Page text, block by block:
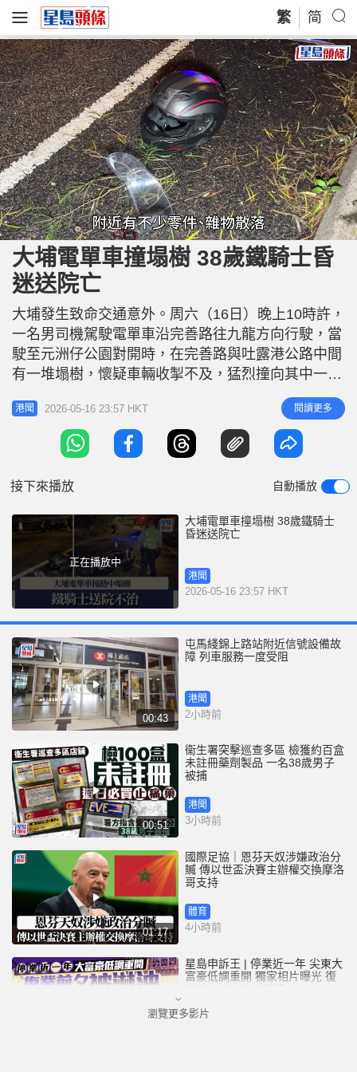
繁 简
U
n
m
u
t
e
L
o
a
d
e
0
6
%
大埔電單車撞塌樹 38歲鐵騎士昏
迷送院亡
大埔發生致命交通意外。周六（16日）晚上10時許，
一名男司機駕駛電單車沿完善路往九龍方向行駛，當
駛至元洲仔公園對開時，在完善路與吐露港公路中間
有一堆塌樹，懷疑車輛收掣不及，猛烈撞向其中一棵
塌樹，鐵騎士當場倒地昏迷。 其他路過的駕駛人士
見狀，驚覺發生意外，隨即致電報警。救護員接報趕
抵現場，發現38歲姓歐鐵騎士陷入昏迷，情況危殆，
立即由救護車將他送往大埔那打素醫院搶救，惜終告
港聞 2026-05-16 23:57 HKT 閱讀更多
接下來播放 自動播放
正在播放中
大埔電單車撞塌樹 38歲鐵騎士
昏迷送院亡
港聞
2026-05-16 23:57 HKT
00:43
屯馬綫錦上路站附近信號設備故
障 列車服務一度受阻
港聞
2小時前
00:51
衞生署突擊巡查多區 檢獲約百盒
未註冊藥劑製品 一名38歲男子
被捕
港聞
3小時前
01:17
國際足協｜恩芬天奴涉嫌政治分
贓 傳以世盃決賽主辦權交換摩洛
哥支持
體育
4小時前
星島申訴王 | 停業近一年 尖東大
富豪低調重開 獨家相片曝光 復
業前夕被淋油「贈慶」
港聞
瀏覽更多影片